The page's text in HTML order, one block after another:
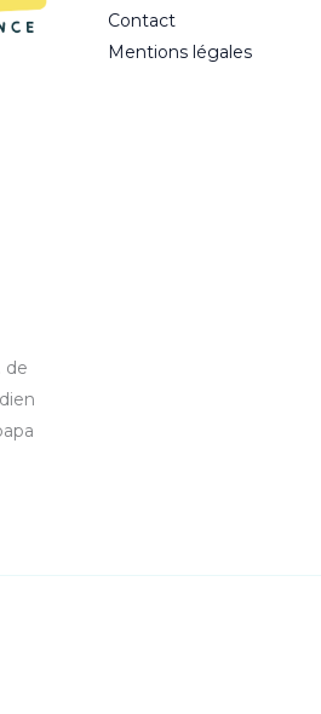
de
Contact
Mentions légales